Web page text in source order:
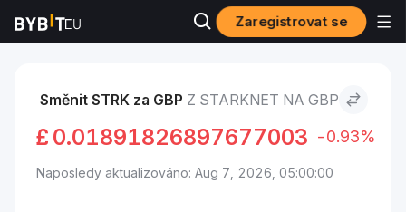
Zaregistrovat se
Trhy Cena Starknet STRK Starknet to GBP
Směnit STRK za GBP Z STARKNET NA GBP
£ 0.01891826897677003 -0.93%
Naposledy aktualizováno: Aug 7, 2026, 05:00:00